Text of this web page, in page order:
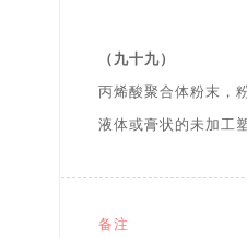
（九十九）
丙烯酸聚合体粉末，
液体或膏状的未加工
备注